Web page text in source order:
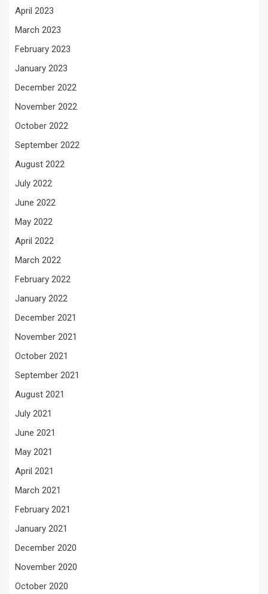
April 2023
March 2023
February 2023
January 2023
December 2022
November 2022
October 2022
September 2022
August 2022
July 2022
June 2022
May 2022
April 2022
March 2022
February 2022
January 2022
December 2021
November 2021
October 2021
September 2021
August 2021
July 2021
June 2021
May 2021
April 2021
March 2021
February 2021
January 2021
December 2020
November 2020
October 2020